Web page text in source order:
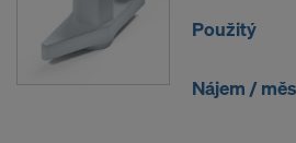
Použitý
Nájem /
V nastavení cookie na
souhlas kdykoliv s účinkem do
SOUHLASÍTE S